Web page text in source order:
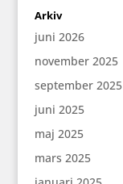
Arkiv
juni 2026
november 2025
september 2025
juni 2025
maj 2025
mars 2025